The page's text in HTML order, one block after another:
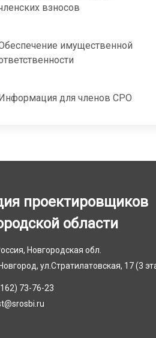
взносов
имущественной
Информация для членов СРО
проектировщиков
области
Новгородская обл.
ул.Стратилатовская, 17 (3
73-76-23